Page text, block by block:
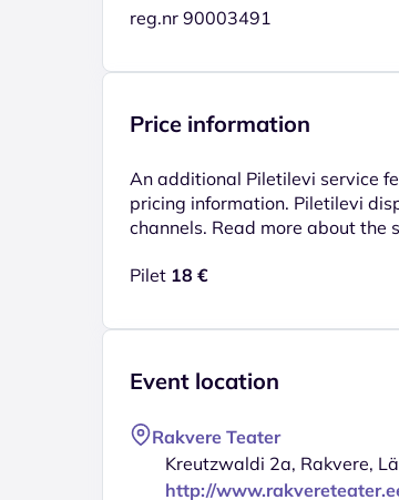
reg.nr 90003491
Price information
An additional Piletilevi service
pricing information. Piletilevi
channels. Read more about the
Pilet 18 €
Event location
Rakvere Teater
Kreutzwaldi 2a, Rakvere,
http://